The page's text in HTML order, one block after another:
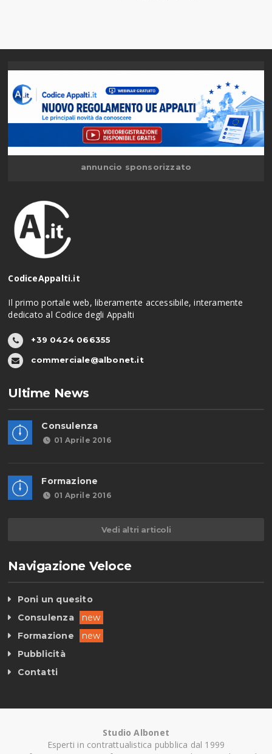
annuncio sponsorizzato
CodiceAppalti.it
Il primo portale web, liberamente accessibile, interamente
dedicato al Codice degli Appalti
+39 0424 066355
commerciale@albonet.it
Ultime News
Consulenza
01 Aprile 2016
Formazione
01 Aprile 2016
Vedi altri articoli
Navigazione Veloce
Poni un quesito
Consulenza
new
Formazione
new
Pubblicità
Contatti
Studio Albonet
Esperti in contrattualistica pubblica dal 1999